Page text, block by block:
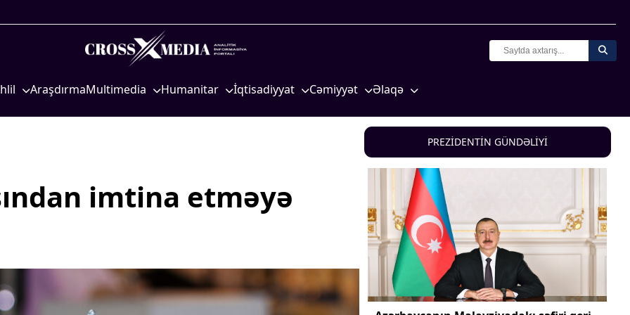
AraşdırmaMultimedia Humanitar
Mədəniyyətimizin Zəfəri
Ailə və uşaq
Turizm
İqtisadiyyat
Kənd təsərrüfatı
nəqliyyat
COP29
Cəmiyyət
Məhkəmə və hüquq
Gənclər və İdman
Media və QHT
Sağlamlıq
Əlaqə
imtina etməyə
PREZİDENTİN GÜNDƏLİYİ